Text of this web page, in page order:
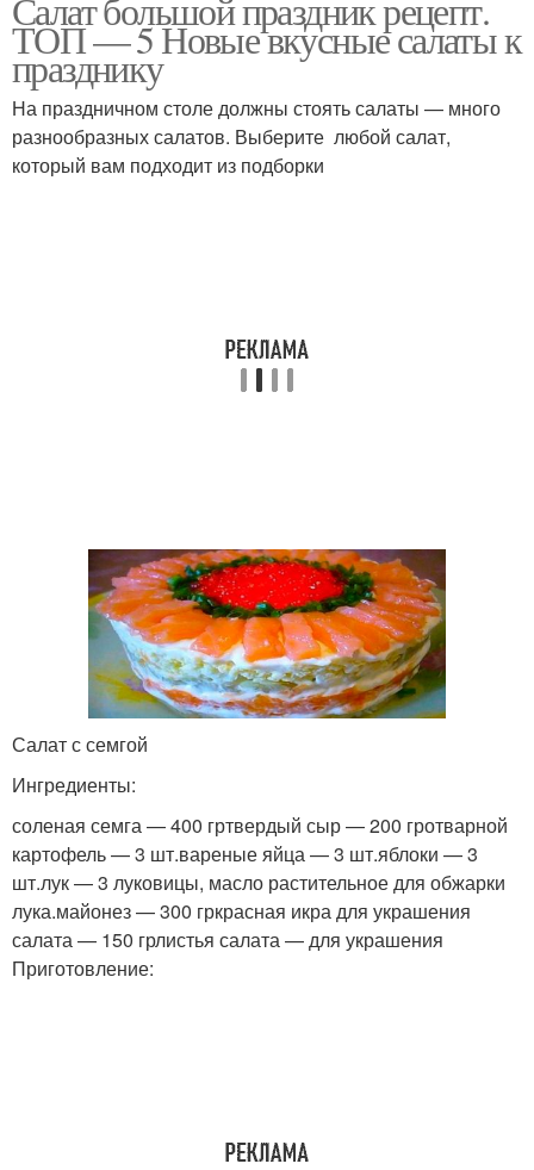
Салат с мандаринами Новогодний салат
Салат с пекинской
капустой
ТОП — 5 Новые вкусные салаты к
празднику
На праздничном столе должны стоять салаты — много
разнообразных салатов. Выберите любой салат,
который вам подходит из подборки
Салат с семгой
Ингредиенты:
соленая семга — 400 гртвердый сыр — 200 гротварной
картофель — 3 шт.вареные яйца — 3 шт.яблоки — 3
шт.лук — 3 луковицы, масло растительное для обжарки
лука.майонез — 300 гркрасная икра для украшения
салата — 150 грлистья салата — для украшения
Приготовление: